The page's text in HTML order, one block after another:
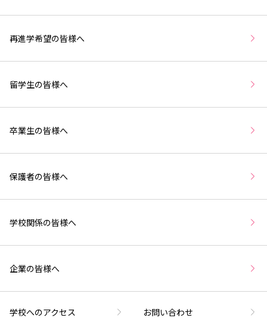
再進学希望の皆様へ
留学生の皆様へ
卒業生の皆様へ
保護者の皆様へ
学校関係の皆様へ
企業の皆様へ
学校へのアクセス お問い合わせ